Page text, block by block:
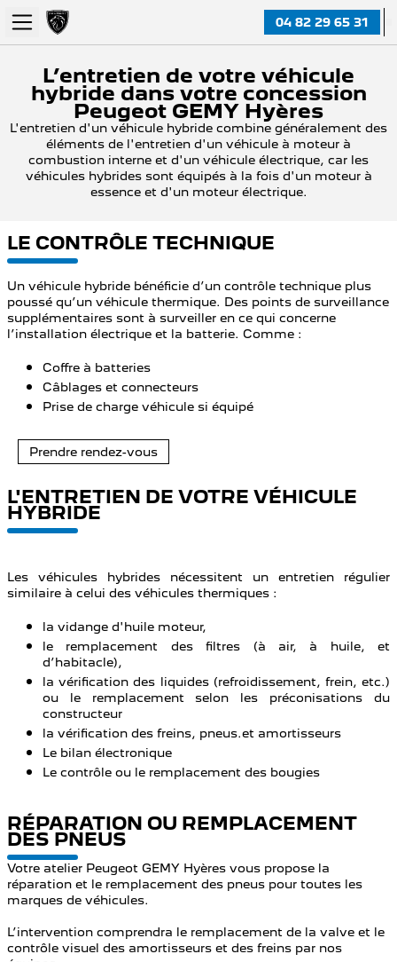
04 82 29 65 31
L’entretien de votre véhicule
hybride dans votre concession
Peugeot GEMY Hyères
L'entretien d'un véhicule hybride combine généralement des
éléments de l'entretien d'un véhicule à moteur à
combustion interne et d'un véhicule électrique, car les
véhicules hybrides sont équipés à la fois d'un moteur à
essence et d'un moteur électrique.
LE CONTRÔLE TECHNIQUE
Un véhicule hybride bénéficie d’un contrôle technique plus
poussé qu’un véhicule thermique. Des points de surveillance
supplémentaires sont à surveiller en ce qui concerne
l’installation électrique et la batterie. Comme :
Coffre à batteries
Câblages et connecteurs
Prise de charge véhicule si équipé
Prendre rendez-vous
L'ENTRETIEN DE VOTRE VÉHICULE
HYBRIDE
Les véhicules hybrides nécessitent un entretien régulier
similaire à celui des véhicules thermiques :
la vidange d'huile moteur,
le remplacement des filtres (à air, à huile, et
d’habitacle),
la vérification des liquides (refroidissement, frein, etc.)
ou le remplacement selon les préconisations du
constructeur
la vérification des freins, pneus.et amortisseurs
Le bilan électronique
Le contrôle ou le remplacement des bougies
RÉPARATION OU REMPLACEMENT
DES PNEUS
Votre atelier Peugeot GEMY Hyères vous propose la
réparation et le remplacement des pneus pour toutes les
marques de véhicules.
L’intervention comprendra le remplacement de la valve et le
contrôle visuel des amortisseurs et des freins par nos